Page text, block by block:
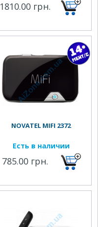
1810.00 грн.
NOVATEL MIFI 2372
Есть в наличии
785.00 грн.